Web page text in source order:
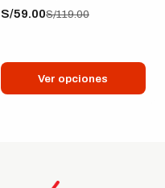
S/59.00S/119.00
Ver opciones